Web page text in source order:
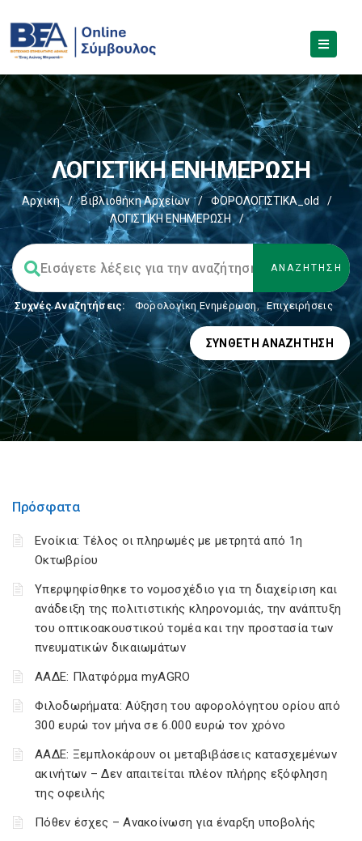
ΛΟΓΙΣΤΙΚΗ ΕΝΗΜΕΡΩΣΗ
Αρχική / Βιβλιοθήκη Αρχείων / ΦΟΡΟΛΟΓΙΣΤΙΚΑ_old
/
ΛΟΓΙΣΤΙΚΗ ΕΝΗΜΕΡΩΣΗ
/
Συχνές Αναζητήσεις: Φορολογικη Ενημέρωση, Επιχειρήσεις
ΣΎΝΘΕΤΗ ΑΝΑΖΉΤΗΣΗ
Πρόσφατα
Ενοίκια: Τέλος οι πληρωμές με μετρητά από 1η
Οκτωβρίου
Υπερψηφίσθηκε το νομοσχέδιο για τη διαχείριση και
ανάδειξη της πολιτιστικής κληρονομιάς, την ανάπτυξη
του οπτικοακουστικού τομέα και την προστασία των
πνευματικών δικαιωμάτων
ΑΑΔΕ: Πλατφόρμα myAGRO
Φιλοδωρήματα: Αύξηση του αφορολόγητου ορίου από
300 ευρώ τον μήνα σε 6.000 ευρώ τον χρόνο
ΑΑΔΕ: Ξεμπλοκάρουν οι μεταβιβάσεις κατασχεμένων
ακινήτων – Δεν απαιτείται πλέον πλήρης εξόφληση
της οφειλής
Πόθεν έσχες – Ανακοίνωση για έναρξη υποβολής